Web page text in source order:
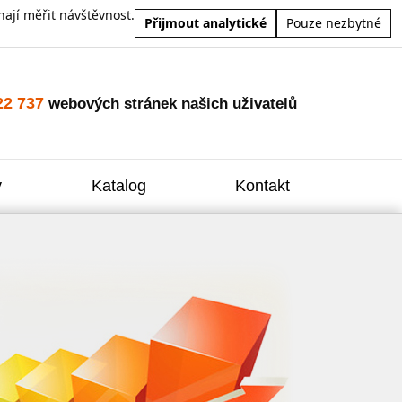
měřit návštěvnost.
Přijmout analytické Pouze nezbytné
737 webových stránek našich uživatelů
Katalog Kontakt